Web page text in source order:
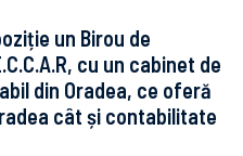
un Birou de
cu un cabinet de
din Oradea, ce oferă
cât și contabilitate